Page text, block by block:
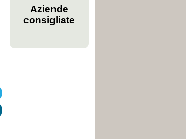
Aziende
consigliate